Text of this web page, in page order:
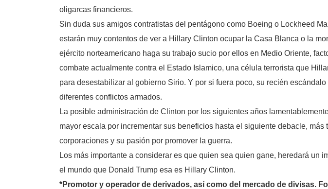
oligarcas financieros.
Sin duda sus amigos contratistas del pentágono como Boeing o Lockheed
estarán muy contentos de ver a Hillary Clinton ocupar la Casa Blanca o la
ejército norteamericano haga su trabajo sucio por ellos en Medio Oriente,
combate actualmente contra el Estado Islamico, una célula terrorista que
para desestabilizar al gobierno Sirio. Y por si fuera poco, su recién
diferentes conflictos armados.
La posible administración de Clinton por los siguientes años
mayor escala por incrementar sus beneficios hasta el siguiente debacle,
corporaciones y su pasión por promover la guerra.
Los más importante a considerar es que quien sea quien gane, heredará
el mundo que Donald Trump esa es Hillary Clinton.
*Promotor y operador de derivados, así como del mercado de divisas.